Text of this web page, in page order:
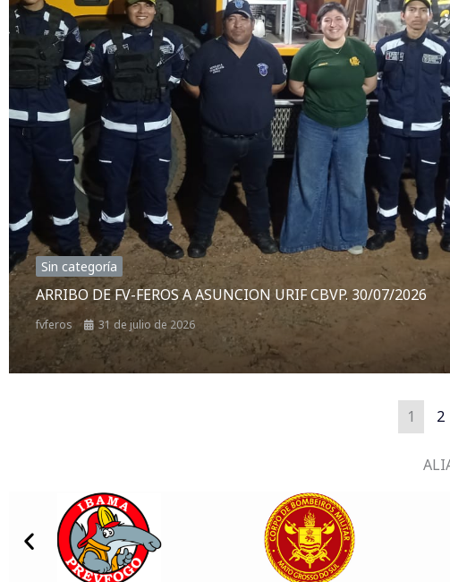
Sin categoría
ARRIBO DE FV-FEROS A ASUNCION URIF CBVP. 30/07/2026
fvferos 31 de julio de 2026
1 2